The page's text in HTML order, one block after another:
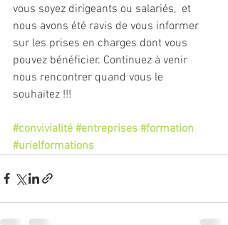
vous soyez dirigeants ou salariés,  et
nous avons été ravis de vous informer
sur les prises en charges dont vous
pouvez bénéficier. Continuez à venir
nous rencontrer quand vous le
souhaitez !!!
#convivialité #entreprises #formation
#urielformations